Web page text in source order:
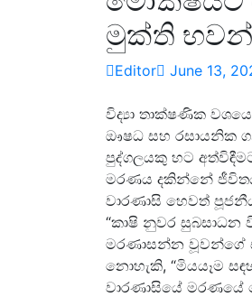
මුක්ති භවන්
Editor June 13,
විද්‍යා තාක්ෂණික
ඖෂධ සහ රසායනික
පුද්ගලයකු හට
මරණය දකින්නේ ජීවිතය
වාරණාසි හෙවත්
“කාෂි නුවර
මරණාසන්න වූවන්ගේ
නොහැකි, “මියයෑම
වාරණාසියේ මරණයේ